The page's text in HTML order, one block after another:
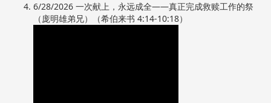
6/28/2026 一次献上，永远成全——​真正完成救赎工作的祭
（庞明雄弟兄）（希伯来书 4:14-10:18）